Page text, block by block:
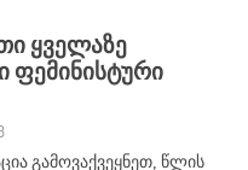
ყველაზე
გამოვაქვეყნეთ, წლის